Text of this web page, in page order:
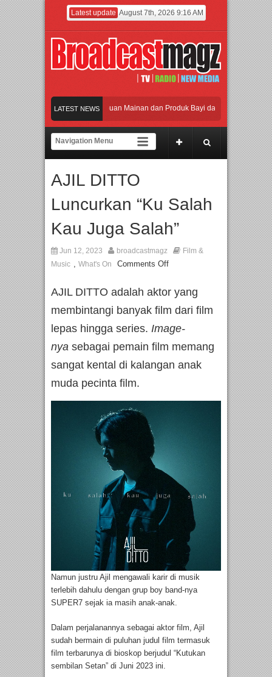
Latest update August 7th, 2026 9:16 AM
LATEST NEWS
Jakarta dengan Ribuan Mainan dan Produk Bayi dari Seluruh Dunia,
Gerbang Inovasi dan Peluang Bisnis Industri Gifts dan Housewares Asia
Perpaduan Warisan Dan Semangat Lokal, BIRKENSTOCK INDONESIA
Jakarta dengan Ribuan Mainan dan Produk Bayi dari Seluruh Dunia,
AJIL DITTO
Luncurkan “Ku Salah
Kau Juga Salah”
Jun 12, 2023 broadcastmagz
Film &
Music , What's On Comments Off
AJIL DITTO adalah aktor yang
membintangi banyak film dari film
lepas hingga series. Image-
nya sebagai pemain film memang
sangat kental di kalangan anak
muda pecinta film.
Namun justru Ajil mengawali karir di musik
terlebih dahulu dengan grup boy band-nya
SUPER7 sejak ia masih anak-anak.
Dalam perjalanannya sebagai aktor film, Ajil
sudah bermain di puluhan judul film termasuk
film terbarunya di bioskop berjudul “Kutukan
sembilan Setan” di Juni 2023 ini.